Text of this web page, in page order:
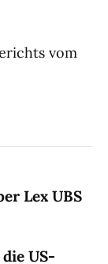
vom
Lex UBS
US-